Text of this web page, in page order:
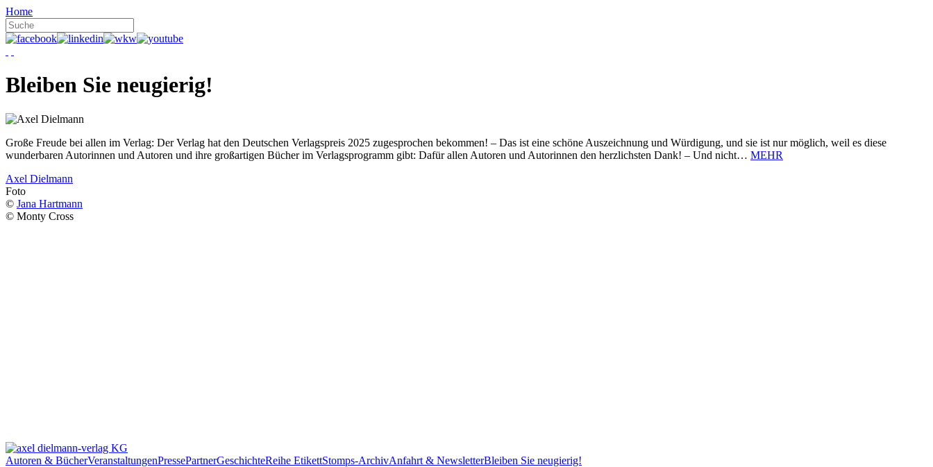
Home
Bleiben Sie neugierig!
Große Freude bei allen im Verlag: Der Verlag hat den Deutschen Verlagspreis 2025 zugesprochen bekommen! – Das ist eine schöne Auszeichnung und Würdigung, und sie ist nur möglich, weil es diese
wunderbaren Autorinnen und Autoren und ihre großartigen Bücher im Verlagsprogramm gibt: Dafür allen Autoren und Autorinnen den herzlichsten Dank! – Und nicht… MEHR
Axel Dielmann
Foto
© Jana Hartmann
© Monty Cross
Autoren & BücherVeranstaltungenPressePartnerGeschichteReihe EtikettStomps-ArchivAnfahrt & NewsletterBleiben Sie neugierig!